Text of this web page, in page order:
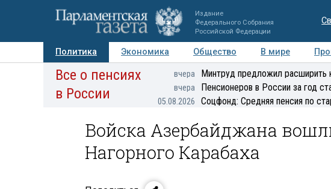
Издание
Федерального Собрания
Российской Федерации
Политика Экономика Общество В мире
Авторы Персоны Мнения Регионы
Все о пенсиях
в России
вчера Минтруд предложил расширить
вчера Пенсионеров в России за год
05.08.2026 Соцфонд: Средняя пенсия по
Войска Азербайджана
Нагорного Карабаха